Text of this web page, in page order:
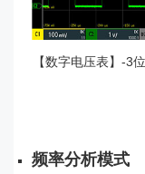
【数字电压表】-3
频率分析模式